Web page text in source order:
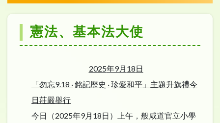
憲法、基本法大使
2025年9月 18日
「勿忘9.18 ·銘記歷史 ·珍愛和平」主題升旗禮今
日莊嚴舉行
今日（2025年9月18日）上午，般咸道官立小學